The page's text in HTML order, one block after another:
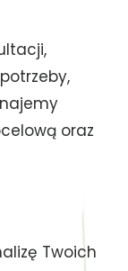
oraz
Twoich